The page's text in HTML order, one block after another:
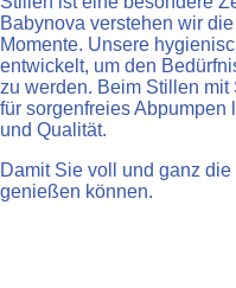
Babynova verstehen wir
Momente. Unsere
entwickelt, um den
zu werden. Beim Stillen
für sorgenfreies Abpumpen
und Qualität.
Damit Sie voll und ganz
genießen können.